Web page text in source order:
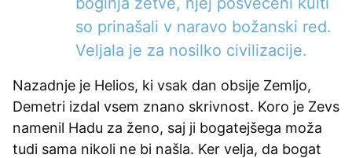
so prinašali v naravo božanski red.
Veljala je za nosilko civilizacije.
Nazadnje je Helios, ki vsak dan obsije Zemljo,
Demetri izdal vsem znano skrivnost. Koro je Zevs
namenil Hadu za ženo, saj ji bogatejšega moža
tudi sama nikoli ne bi našla. Ker velja, da bogat